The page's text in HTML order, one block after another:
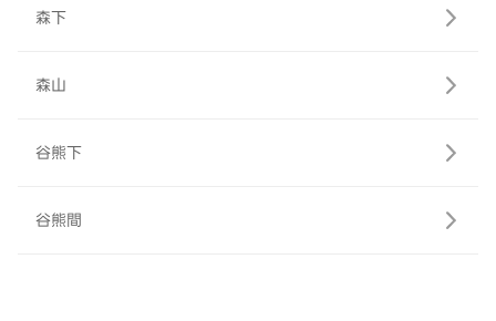
森下
森山
谷熊下
谷熊間